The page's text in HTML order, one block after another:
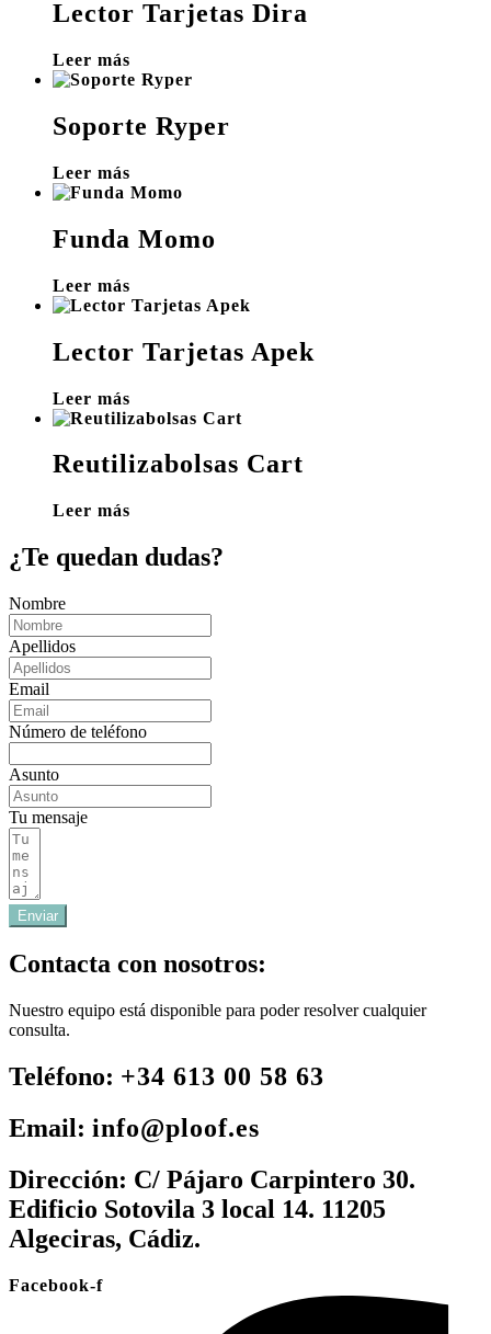
Lector Tarjetas Dira
Leer más
Soporte Ryper
Leer más
Funda Momo
Leer más
Lector Tarjetas Apek
Leer más
Reutilizabolsas Cart
Leer más
¿Te quedan dudas?
Nombre
Apellidos
Email
Número de teléfono
Asunto
Tu mensaje
Enviar
Contacta con nosotros:
Nuestro equipo está disponible para poder resolver cualquier
consulta.
Teléfono: +34 613 00 58 63
Email: info@ploof.es
Dirección: C/ Pájaro Carpintero 30.
Edificio Sotovila 3 local 14. 11205
Algeciras, Cádiz.
Facebook-f